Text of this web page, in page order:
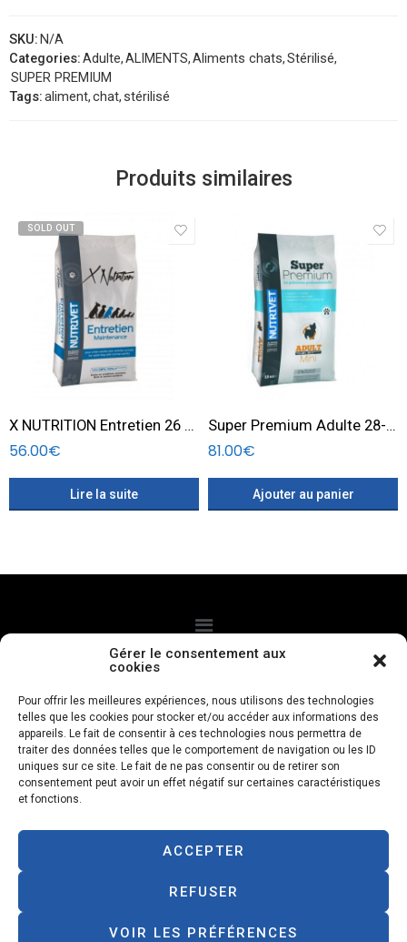
Gérer le consentement aux
cookies
Pour offrir les meilleures expériences, nous utilisons des technologies
telles que les cookies pour stocker et/ou accéder aux informations des
appareils. Le fait de consentir à ces technologies nous permettra de
traiter des données telles que le comportement de navigation ou les ID
uniques sur ce site. Le fait de ne pas consentir ou de retirer son
consentement peut avoir un effet négatif sur certaines caractéristiques
et fonctions.
ACCEPTER
REFUSER
VOIR LES PRÉFÉRENCES
SKU: N/A
Categories:Adulte,ALIMENTS,Aliments chats,Stérilisé,
SUPER PREMIUM
Tags:aliment,chat, stérilisé
Produits similaires
SOLD OUT
X NUTRITION Entretien 26 12 – 20 KG
56.00€
Lire la suite
Super Premium Adulte 28-18 Mini Dogs 15 KG
81.00€
Ajouter au panier
Politique de cookies
Livraison à domicile
Designed with love bypetfood.re